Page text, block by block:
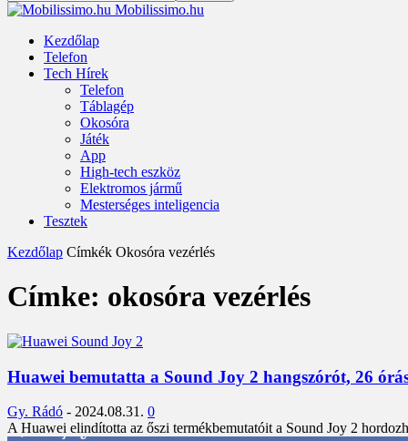
Mobilissimo.hu
Kezdőlap
Telefon
Tech Hírek
Telefon
Táblagép
Okosóra
Játék
App
High-tech eszköz
Elektromos jármű
Mesterséges inteligencia
Tesztek
Kezdőlap Címkék Okosóra vezérlés
Címke: okosóra vezérlés
Huawei bemutatta a Sound Joy 2 hangszórót, 26
Gy. Rádó - 2024.08.31. 0
A Huawei elindította az őszi termékbemutatóit a Sound Joy 2
3,452 Rajongók